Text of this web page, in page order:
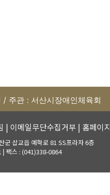
주관 : 서산시장애인체육회
| 이메일무단수집거부 | 홈페이
군 삽교읍 예학로 81 SS프라자 6층
| 팩스 : (041)338-0864